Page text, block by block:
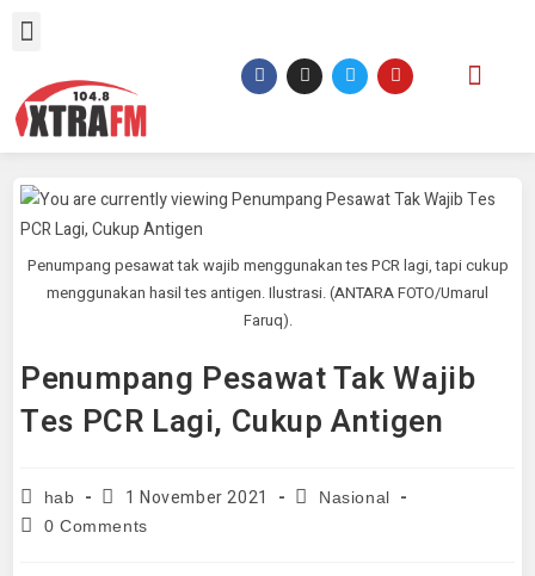
Penumpang pesawat tak wajib menggunakan tes PCR lagi, tapi cukup
menggunakan hasil tes antigen. Ilustrasi. (ANTARA FOTO/Umarul
Faruq).
Penumpang Pesawat Tak Wajib
Tes PCR Lagi, Cukup Antigen
hab 1 November 2021
Nasional
0 Comments